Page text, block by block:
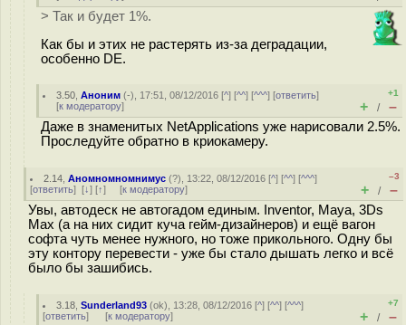
> Так и будет 1%.
Как бы и этих не растерять из-за деградации,
особенно DE.
3.50 ,Аноним (-), 17:51, 08/12/2016 [^] [^^] [^^^] [ответить]
[к модератору]
+1
+ / –
Даже в знаменитых NetApplications уже нарисовали 2.5%.
Проследуйте обратно в криокамеру.
2.14 ,Аномномномнимус (?), 13:22, 08/12/2016 [^] [^^] [^^^]
[ответить] [↓] [↑] [к модератору]
–3
+ / –
Увы, автодеск не автогадом единым. Inventor, Maya, 3Ds
Max (а на них сидит куча гейм-дизайнеров) и ещё вагон
софта чуть менее нужного, но тоже прикольного. Одну бы
эту контору перевести - уже бы стало дышать легко и всё
было бы зашибись.
3.18 ,Sunderland93 (ok), 13:28, 08/12/2016 [^] [^^] [^^^]
[ответить] [к модератору]
+7
+ / –